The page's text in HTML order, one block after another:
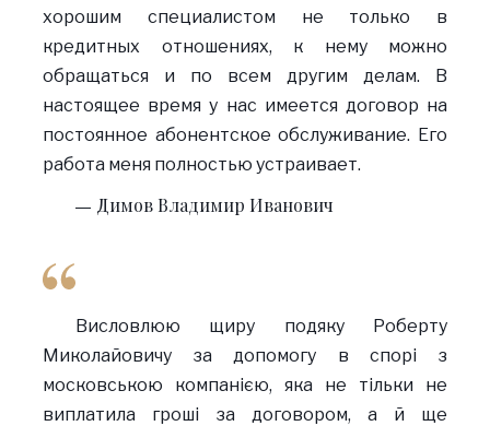
хорошим специалистом не только в
кредитных отношениях, к нему можно
обращаться и по всем другим делам. В
настоящее время у нас имеется договор на
постоянное абонентское обслуживание. Его
работа меня полностью устраивает.
Димов Владимир Иванович
Висловлюю щиру подяку Роберту
Миколайовичу за допомогу в спорі з
московською компанією, яка не тільки не
виплатила гроші за договором, а й ще